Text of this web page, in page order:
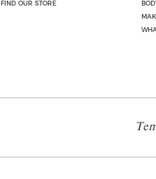
FIND OUR STORE